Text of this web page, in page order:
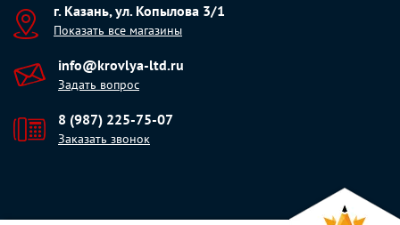
г. Казань, ул. Копылова 3/1
Показать все магазины
info@krovlya-ltd.ru
Задать вопрос
8 (987) 225-75-07
Заказать звонок